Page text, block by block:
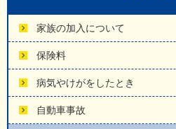
家族の加入について
保険料
病気やけがをしたとき
自動車事故